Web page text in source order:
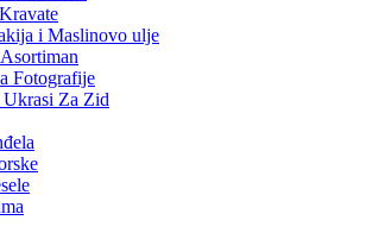
i Maslinovo ulje
Fotografije
Ukrasi Za Zid